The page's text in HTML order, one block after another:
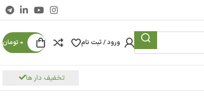
ورود / ثبت نام 0 تومان
تخفیف دار ها